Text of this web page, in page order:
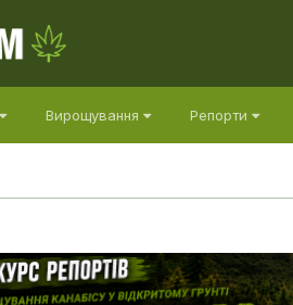
Вирощування Репорти